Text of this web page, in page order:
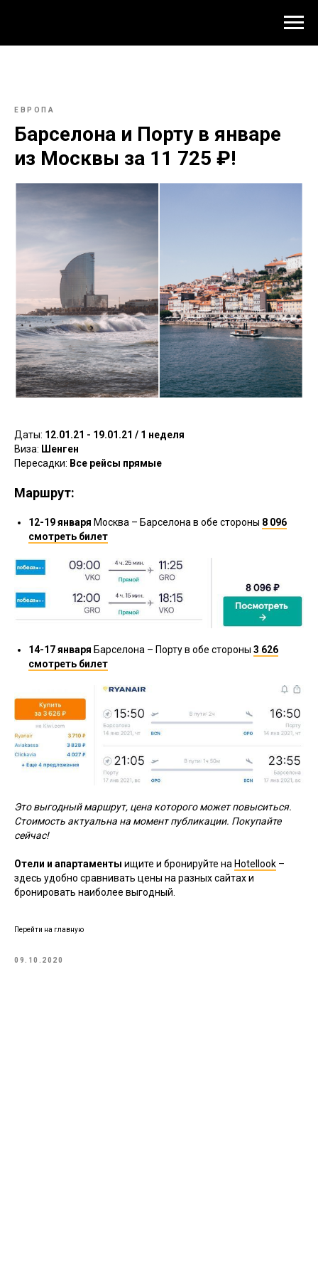
ЕВРОПА
Барселона и Порту в январе
из Москвы за 11 725 ₽!
Даты: 12.01.21 - 19.01.21 / 1 неделя
Виза: Шенген
Пересадки: Все рейсы прямые
Маршрут:
12-19 января Москва – Барселона в обе стороны 8 096
смотреть билет
14-17 января Барселона – Порту в обе стороны 3 626
смотреть билет
Это выгодный маршрут, цена которого может повыситься.
Стоимость актуальна на момент публикации. Покупайте
сейчас!
Отели и апартаменты ищите и бронируйте на Hotellook –
здесь удобно сравнивать цены на разных сайтах и
бронировать наиболее выгодный.
Перейти на главную
09.10.2020